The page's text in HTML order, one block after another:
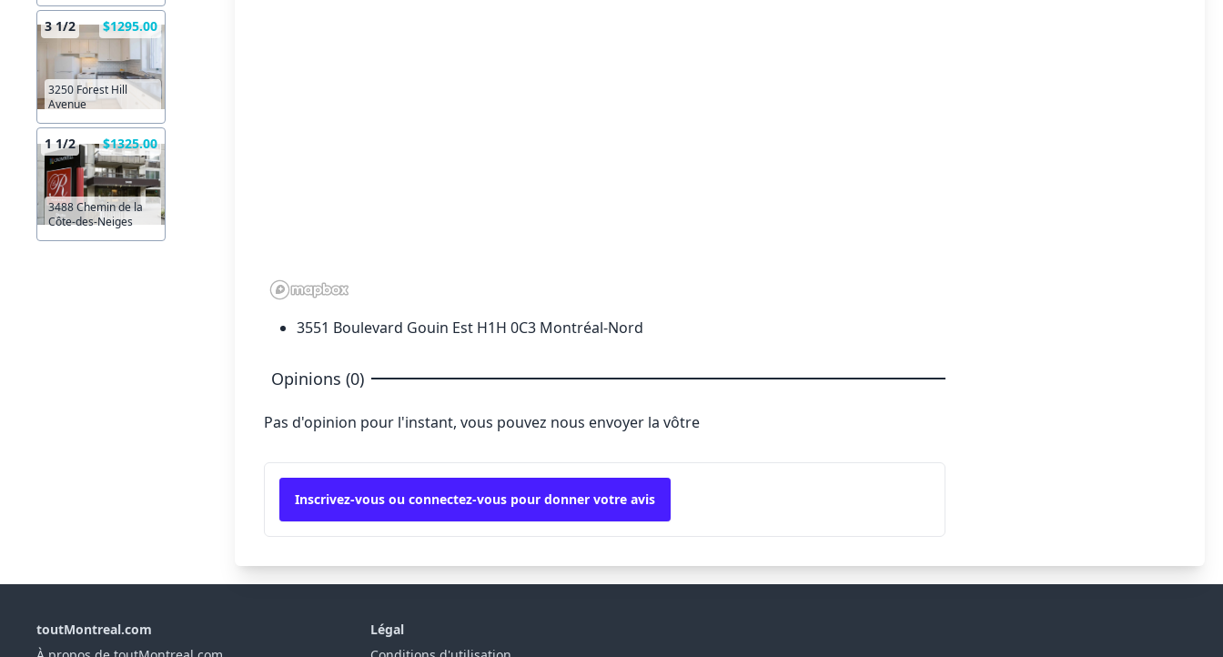
3 1/2 $1295.00
3250 Forest Hill
Avenue
1 1/2 $1325.00
3488 Chemin de la
Côte-des-Neiges
3551 Boulevard Gouin Est H1H 0C3 Montréal-Nord
Opinions (0)
Pas d'opinion pour l'instant, vous pouvez nous envoyer la vôtre
Inscrivez-vous ou connectez-vous pour donner votre avis
toutMontreal.com
Légal